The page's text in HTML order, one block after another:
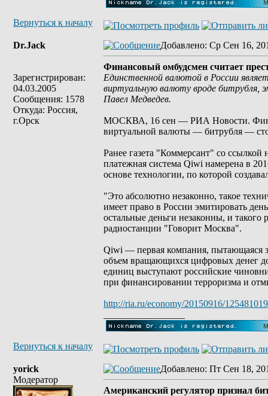
Вернуться к началу
Dr.Jack
Зарегистрирован:
04.03.2005
Сообщения: 1578
Откуда: Россия,
г.Орск
Добавлено: Ср Сен 16,
Финансовый омбудсмен считает
Единственной валютой в России
виртуальную валюту вроде битрубля,
Павел Медведев.
МОСКВА, 16 сен — РИА Новости.
виртуальной валюты — битрубля —
Ранее газета "Коммерсант" со
платежная система Qiwi намерена в
основе технологии, по которой
"Это абсолютно незаконно, такое
имеет право в России эмитировать
остальные деньги незаконны, и
радиостанции "Говорит Москва".
Qiwi — первая компания, пытающаяся
объем вращающихся цифровых денег
единиц выступают российские
при финансировании терроризма и
http://ria.ru/economy/20150916/
Вернуться к началу
yorick
Модератор
Добавлено: Пт Сен 18,
Американский регулятор признал